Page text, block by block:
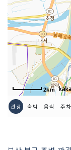
2km
관광 숙박 음식 주차